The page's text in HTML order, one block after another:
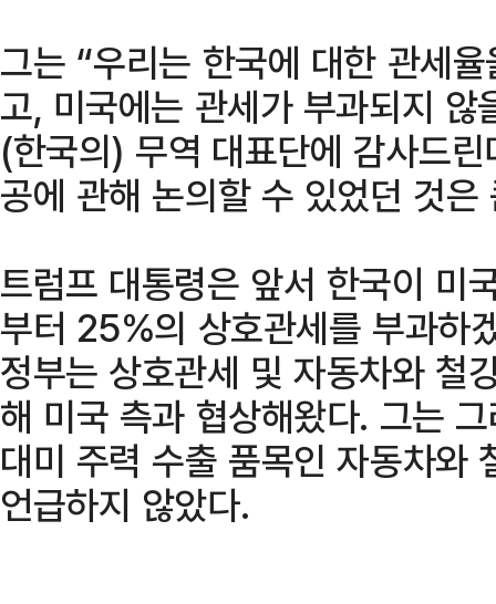
그는 “우리는 한국에 대한 관세
고, 미국에는 관세가 부과되지
(한국의) 무역 대표단에 감사드
공에 관해 논의할 수 있었던 것
트럼프 대통령은 앞서 한국이 미
부터 25%의 상호관세를 부과하
정부는 상호관세 및 자동차와 철
해 미국 측과 협상해왔다. 그는
대미 주력 수출 품목인 자동차와
언급하지 않았다.